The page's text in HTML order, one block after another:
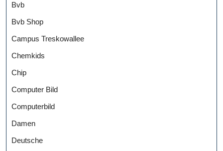
Bvb
Bvb Shop
Campus Treskowallee
Chemkids
Chip
Computer Bild
Computerbild
Damen
Deutsche